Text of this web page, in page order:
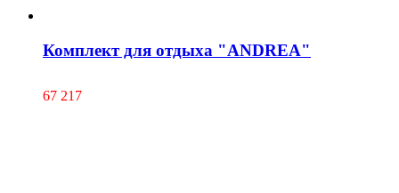
Комплект для отдыха "ANDREA"
67 217